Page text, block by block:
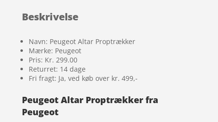
Beskrivelse
Navn: Peugeot Altar Proptrækker
Mærke: Peugeot
Pris: Kr. 299.00
Returret: 14 dage
Fri fragt: Ja, ved køb over kr. 499,-
Peugeot Altar Proptrækker fra
Peugeot